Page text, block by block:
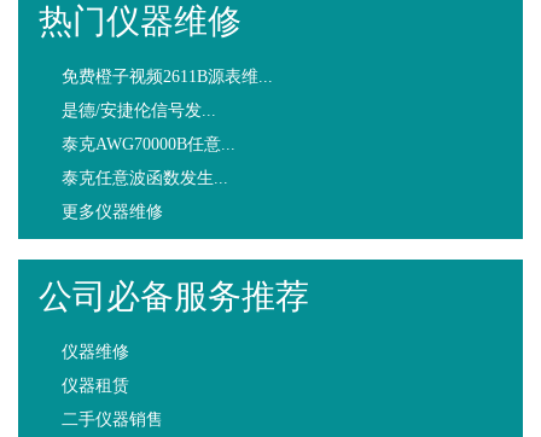
热门仪器维修
免费橙子视频2611B源表维...
是德/安捷伦信号发...
泰克AWG70000B任意...
泰克任意波函数发生...
更多仪器维修
公司必备服务推荐
仪器维修
仪器租赁
二手仪器销售